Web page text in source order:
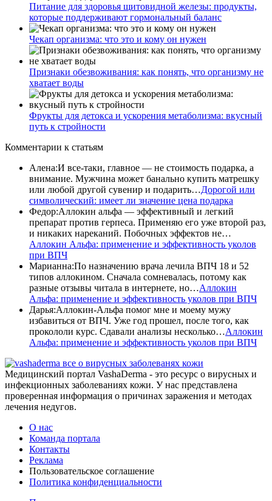
Питание для здоровья щитовидной железы: продукты,
которые поддерживают гормональный баланс
Чекап организма: что это и кому он нужен
Признаки обезвоживания: как понять, что организму не
хватает воды
Фрукты для детокса и ускорения метаболизма: вкусный
путь к стройности
Комментарии к статьям
Алена:И все-таки, главное — не стоимость подарка, а
внимание. Мужчина может банально купить матрешку
или любой другой сувенир и подарить…Дорогой или
символический: имеет ли значение цена подарка
Федор:Аллокин альфа — эффективный и легкий
препарат против герпеса. Применяю его уже второй раз,
и никаких нареканий. Побочных эффектов не…
Аллокин Альфа: применение и эффективность уколов
при ВПЧ
Марианна:По назначению врача лечила ВПЧ 18 и 52
типов аллокином. Сначала сомневалась, потому как
разные отзывы читала в интернете, но…Аллокин
Альфа: применение и эффективность уколов при ВПЧ
Дарья:Аллокин-Альфа помог мне и моему мужу
избавиться от ВПЧ. Уже год прошел, после того, как
прокололи курс. Сдавали анализы несколько…Аллокин
Альфа: применение и эффективность уколов при ВПЧ
все о вирусных заболеванях кожи
Медицинский портал VashaDerma - это ресурс о вирусных и
инфекционных заболеваниях кожи. У нас представлена
проверенная информация о причинах заражения и методах
лечения недугов.
О нас
Команда портала
Контакты
Реклама
Пользовательское соглашение
Политика конфиденциальности